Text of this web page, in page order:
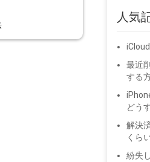
人気
最近
する
どう
解決
くら
紛失